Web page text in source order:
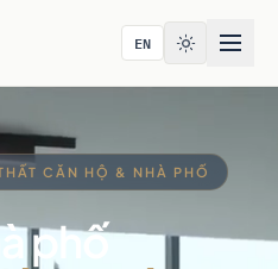
EN
CĂN HỘ & NHÀ PHỐ
phố